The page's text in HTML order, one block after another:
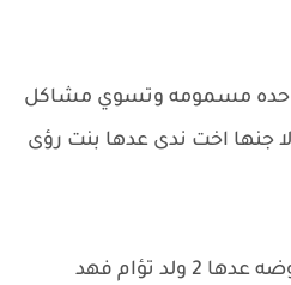
40ربه بيت وحده مسمومه وتسوي مشاكل
جنها اخت ندى عدها بنت رؤى
قمر عمرها36 معلمه بالروضه عدها 2 ولد تؤام فهد